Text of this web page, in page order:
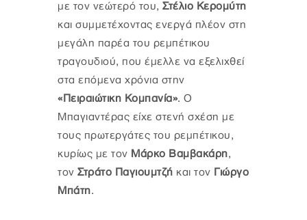
με τον νεώτερό του, Στέλιο Κερομύτη
και συμμετέχοντας ενεργά πλέον στη
μεγάλη παρέα του ρεμπέτικου
τραγουδιού, που έμελλε να εξελιχθεί
στα επόμενα χρόνια στην
«Πειραιώτικη Κομπανία». Ο
Μπαγιαντέρας είχε στενή σχέση με
τους πρωτεργάτες του ρεμπέτικου,
κυρίως με τον Μάρκο Βαμβακάρη,
τον Στράτο Παγιουμτζή και τον Γιώργο
Μπάτη.